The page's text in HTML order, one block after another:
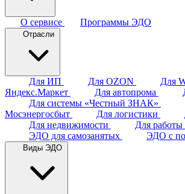
О сервисе Программы ЭДО
Отрасли
Для ИП Для OZON Для
Яндекс.Маркет
Для автопрома
Для системы «Честный ЗНАК»
Мосэнергосбыт
Для логистики
Для недвижимости
Для работы
ЭДО для самозанятых
ЭДО с
Виды ЭДО